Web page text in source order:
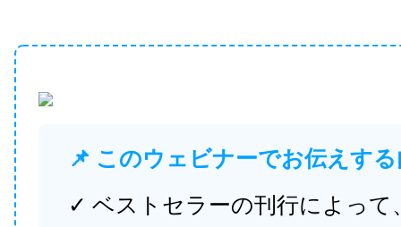
📌 このウェビナーでお伝えす
✓ ベストセラーの刊行によって